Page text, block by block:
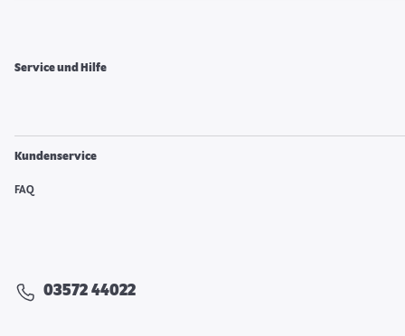
Service und Hilfe
Kundenservice
FAQ
03572 44022